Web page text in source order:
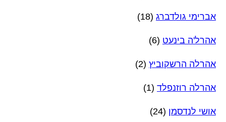
אברימי גולדברג (18)
אהרל'ה בינעט (6)
אהרלה הרשקוביץ (2)
אהרלה רוזנפלד (1)
אושי לנדסמן (24)